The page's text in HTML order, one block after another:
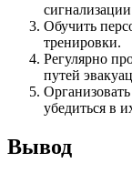
Обучить
тренировки.
Регулярно
путей
убедиться в
Вывод